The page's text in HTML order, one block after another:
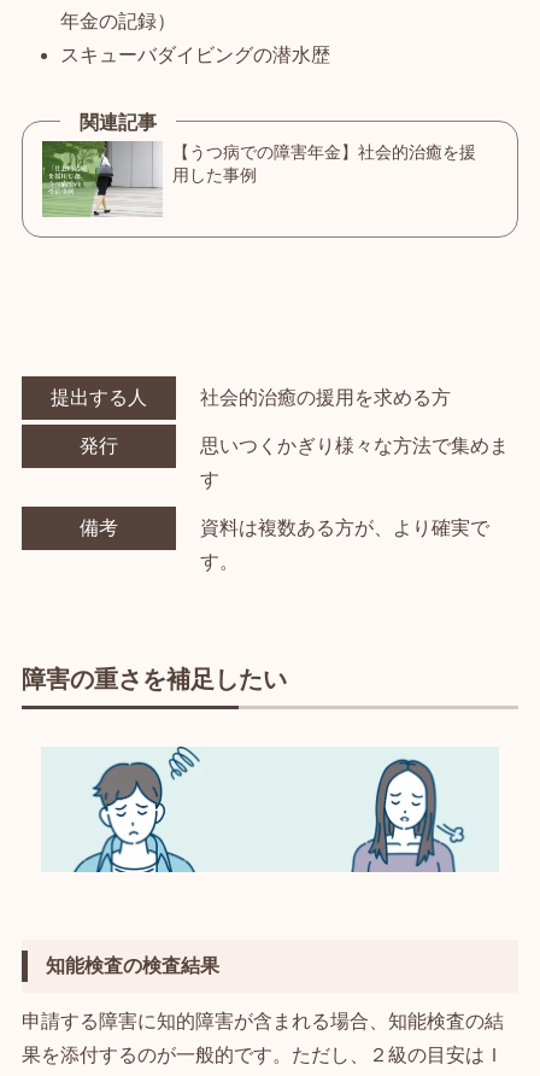
年金の記録）
スキューバダイビングの潜水歴
提出する人 社会的治癒の援用を求める方
発行
思いつくかぎり様々な方法で集めま
す
備考
資料は複数ある方が、より確実で
す。
障害の重さを補足したい
知能検査の検査結果
申請する障害に知的障害が含まれる場合、知能検査の結
果を添付するのが一般的です。ただし、２級の目安はＩ